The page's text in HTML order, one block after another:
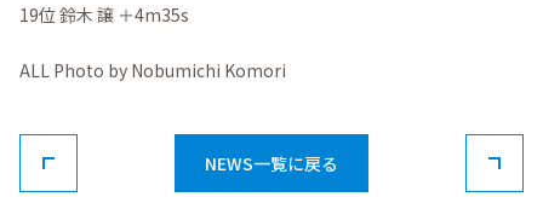
19位 鈴木 譲 ＋4m35s
ALL Photo by Nobumichi Komori
NEWS一覧に戻る